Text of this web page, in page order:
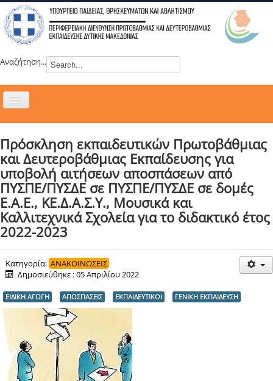
Αναζήτηση...
Εναλλαγή
ΝΕΑ
ΣΥΜΒΟΥΛΙΑ
ΕΥΡΩΠΑΪΚΑ ΠΡΟΓΡΑΜΜΑΤΑ
ΜΑΘΗΤΕΙΑ
ΔΡΑΣΕΙΣ
ΕΞ ΑΠΟΣΤΑΣΕΩΣ ΕΚΠΑΙΔΕΥΣΗ
Πρόσκληση εκπαιδευτικών Πρωτοβάθμιας
και Δευτεροβάθμιας Εκπαίδευσης για
υποβολή αιτήσεων αποσπάσεων από
ΠΥΣΠΕ/ΠΥΣΔΕ σε ΠΥΣΠΕ/ΠΥΣΔΕ σε δομές
Ε.Α.Ε., ΚΕ.Δ.Α.Σ.Υ., Μουσικά και
Καλλιτεχνικά Σχολεία για το διδακτικό έτος
2022-2023
Κατηγορία: ΑΝΑΚΟΙΝΩΣΕΙΣ
Δημοσιεύθηκε : 05 Απριλίου 2022
ΕΙΔΙΚΗ ΑΓΩΓΗ ΑΠΟΣΠΑΣΕΙΣ ΕΚΠΑΙΔΕΥΤΙΚΟΙ ΓΕΝΙΚΗ ΕΚΠΑΙΔΕΥΣΗ